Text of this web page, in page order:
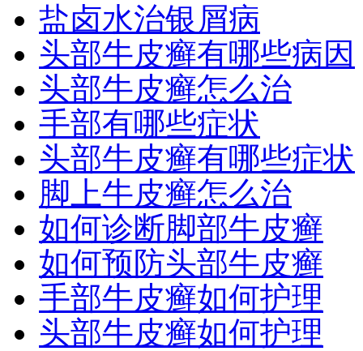
盐卤水治银屑病
头部牛皮癣有哪些病因
头部牛皮癣怎么治
手部有哪些症状
头部牛皮癣有哪些症状
脚上牛皮癣怎么治
如何诊断脚部牛皮癣
如何预防头部牛皮癣
手部牛皮癣如何护理
头部牛皮癣如何护理